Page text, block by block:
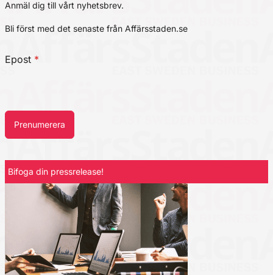
Anmäl dig till vårt nyhetsbrev.
Bli först med det senaste från Affärsstaden.se
Epost *
Prenumerera
Bifoga din pressrelease!